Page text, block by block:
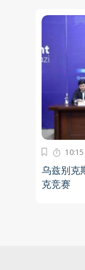
乌兹别克
克竞赛